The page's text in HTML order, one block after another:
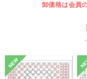
卸価格は会員
NEW